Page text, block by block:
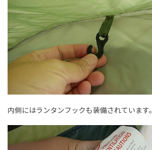
内側にはランタンフックも装備されています。